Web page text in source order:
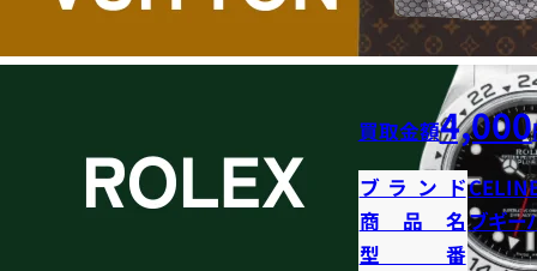
買取金額4,000
ブランド
商品名ブギー
型番